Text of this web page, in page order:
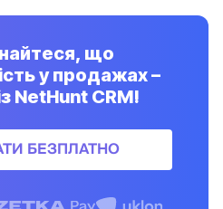
що
у продажах –
NetHunt CRM!
БЕЗПЛАТНО